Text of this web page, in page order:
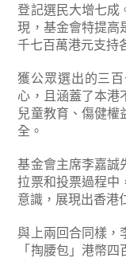
登記選民大增七成
現，基金會特提高
千七百萬港元支持
獲公眾選出的三
心，且涵蓋了本港
兒童教育、傷健權
全。
基金會主席李嘉誠
拉票和投票過程中
意識，展現出香港
與上兩回合同樣，
「掏腰包」港幣